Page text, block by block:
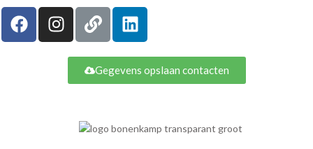
Gegevens opslaan contacten